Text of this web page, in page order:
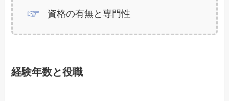
資格の有無と専門性
経験年数と役職